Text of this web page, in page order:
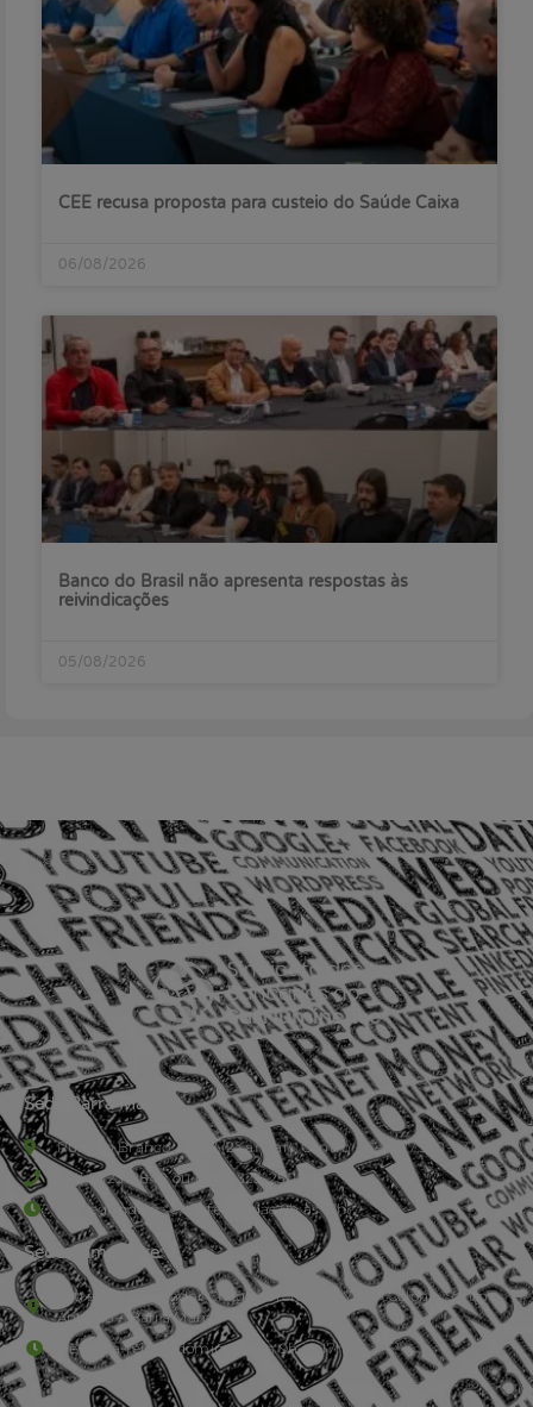
CEE recusa proposta para custeio do Saúde Caixa
06/08/2026
Banco do Brasil não apresenta respostas às
reivindicações
05/08/2026
Sede Barra Mansa
Rua Rio Branco, nº107 (2º andar), Centro - Cep: 27.330-030
(24) 3323-2848 ou (24) 3323-2500
De segunda à sexta-feira , das 9h às 17h.
Sede Campestre:
Estrada Governador Chagas Freitas – 3.780 – Colônia Santo
Antônio – Barra Mansa
De terça-feira a domingo, das 9h às 17h